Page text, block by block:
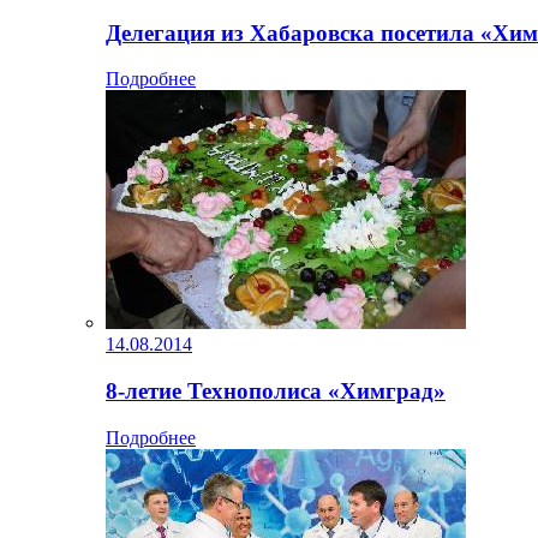
Делегация из Хабаровска посетила
Подробнее
14.08.2014
8-летие Технополиса «Химград»
Подробнее